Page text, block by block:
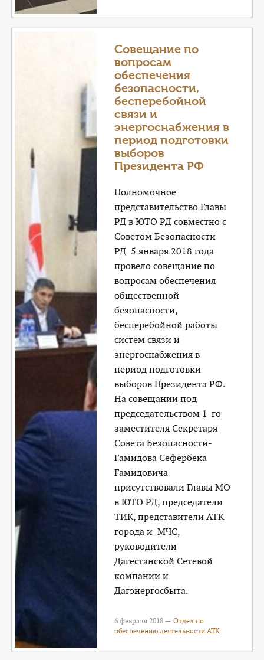
Совещание по
вопросам
обеспечения
безопасности,
бесперебойной
связи и
энергоснабжения в
период подготовки
выборов
Президента РФ
Полномочное
представительство Главы
РД в ЮТО РД совместно с
Советом Безопасности
РД 5 января 2018 года
провело совещание по
вопросам обеспечения
общественной
безопасности,
бесперебойной работы
систем связи и
энергоснабжения в
период подготовки
выборов Президента РФ.
На совещании под
председательством 1-го
заместителя Секретаря
Совета Безопасности-
Гамидова Сефербека
Гамидовича
присутствовали Главы МО
в ЮТО РД, председатели
ТИК, представители АТК
города и МЧС,
руководители
Дагестанской Сетевой
компании и
Дагэнергосбыта.
6 февраля 2018 —Отдел по
обеспечению деятельности АТК